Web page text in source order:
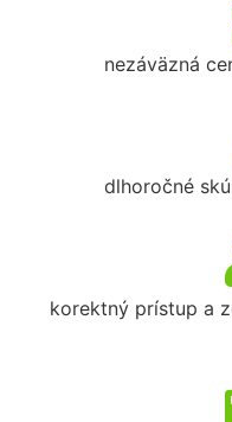
nezáväzná
dlhoročné
korektný prístup a